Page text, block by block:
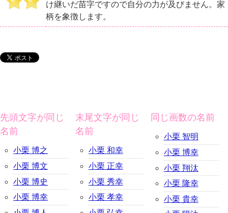
け継いだ苗字ですので自分の力が及びません。家
柄を象徴します。
先頭文字が同じ
名前
小栗 博之
小栗 博文
小栗 博史
小栗 博幸
末尾文字が同じ
名前
小栗 和幸
小栗 正幸
小栗 秀幸
小栗 孝幸
同じ画数の名前
小栗 智明
小栗 博幸
小栗 翔汰
小栗 隆幸
小栗 貴幸